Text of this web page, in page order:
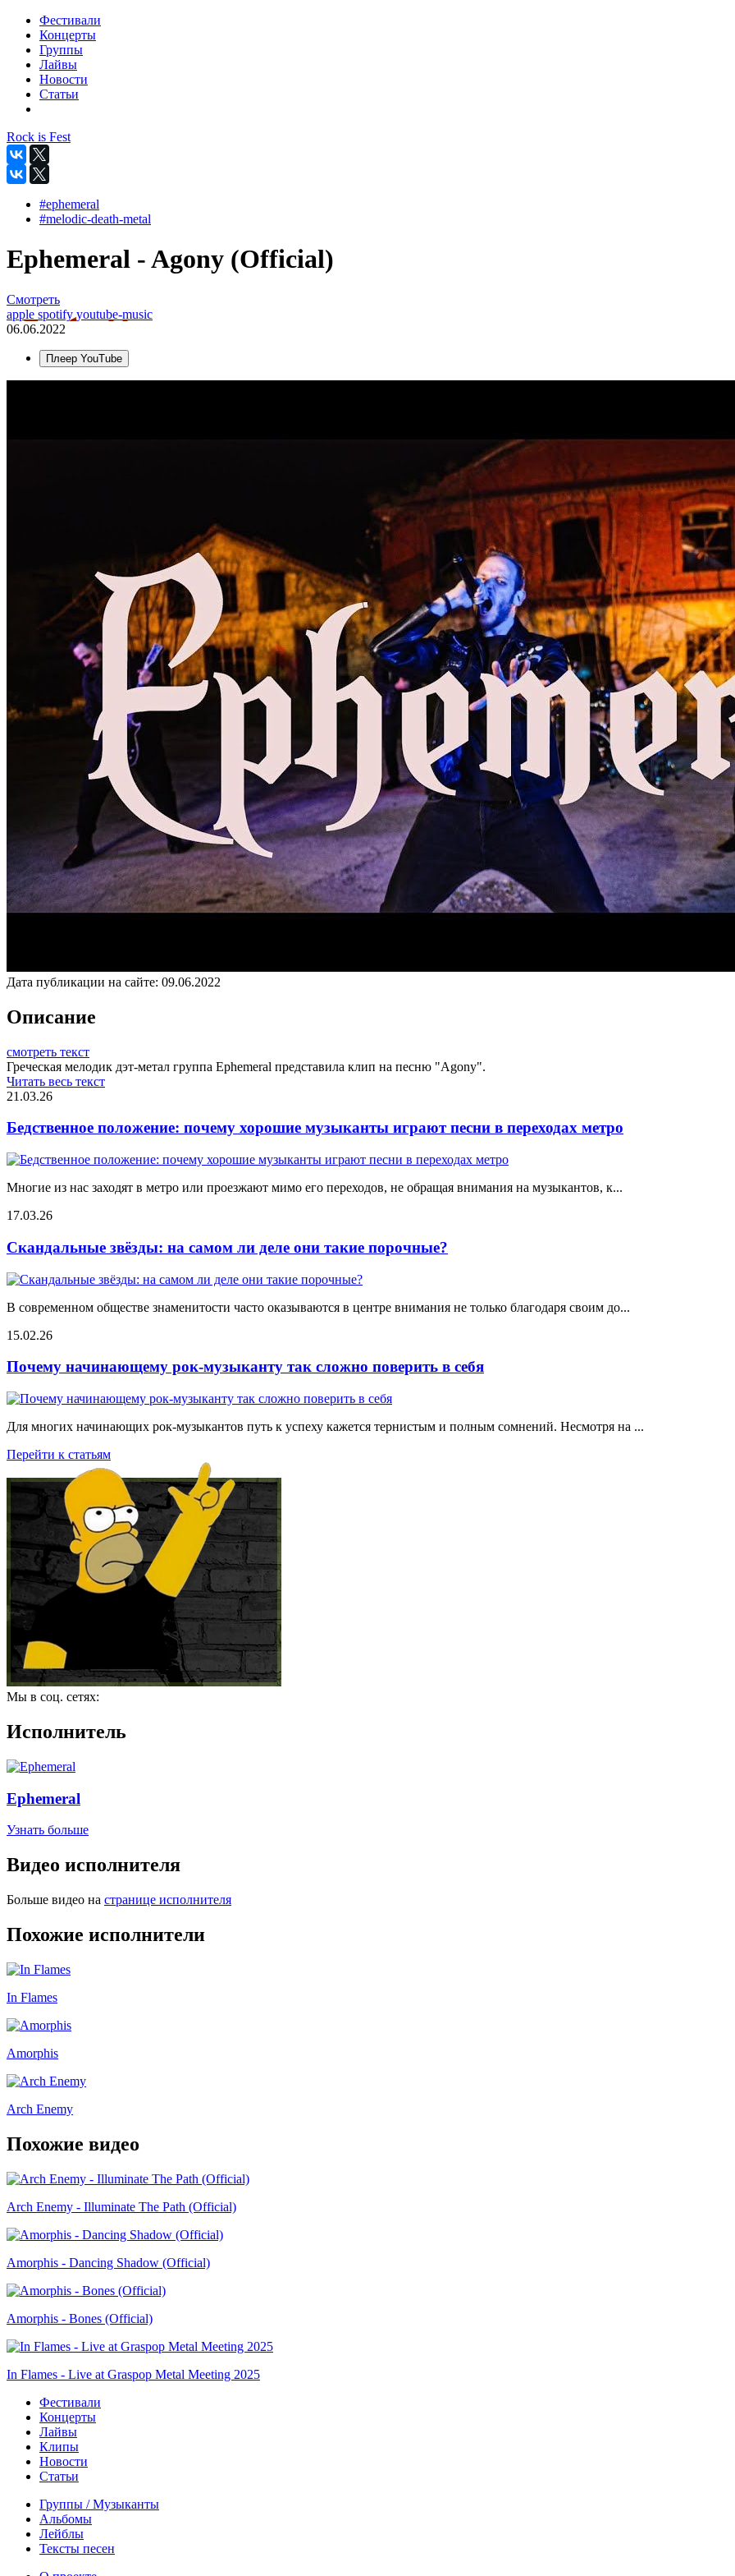
Фестивали
Концерты
Группы
Лайвы
Новости
Статьи
Rock is Fest
#ephemeral
#melodic-death-metal
Ephemeral - Agony (Official)
Смотреть
apple spotifyyoutube-music
06.06.2022
Плеер YouTube
Дата публикации на сайте: 09.06.2022
Описание
смотреть текст
Греческая мелодик дэт-метал группа Ephemeral представила клип на песню "Agony".
Читать весь текст
21.03.26
Бедственное положение: почему хорошие музыканты играют песни в переходах метро
Многие из нас заходят в метро или проезжают мимо его переходов, не обращая внимания на музыкантов, к...
17.03.26
Скандальные звёзды: на самом ли деле они такие порочные?
В современном обществе знаменитости часто оказываются в центре внимания не только благодаря своим до...
15.02.26
Почему начинающему рок-музыканту так сложно поверить в себя
Для многих начинающих рок-музыкантов путь к успеху кажется тернистым и полным сомнений. Несмотря на ...
Перейти к статьям
Мы в соц. сетях:
Исполнитель
Ephemeral
Узнать больше
Видео исполнителя
Больше видео на странице исполнителя
Похожие исполнители
In Flames
Amorphis
Arch Enemy
Похожие видео
Arch Enemy - Illuminate The Path (Official)
Amorphis - Dancing Shadow (Official)
Amorphis - Bones (Official)
In Flames - Live at Graspop Metal Meeting 2025
Фестивали
Концерты
Лайвы
Клипы
Новости
Статьи
Группы / Музыканты
Альбомы
Лейблы
Тексты песен